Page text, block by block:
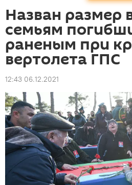
Назван размер
семьям
раненым при
вертолета ГПС
12:43 06.12.2021